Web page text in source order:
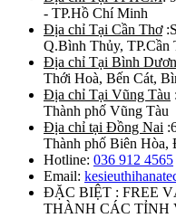
- TP.Hồ Chí Minh
Địa chỉ Tại Cần Thơ
Q.Bình Thủy, TP.Cần
Địa chỉ Tại Bình
Thới Hoà, Bến Cát,
Địa chỉ Tại Vũng Tàu
Thành phố Vũng Tàu
Địa chỉ tại Đồng Nai
Thành phố Biên Hòa,
Hotline: 036 912 4565
Email:
ĐẶC BIỆT : FREE
THÀNH CÁC TỈNH